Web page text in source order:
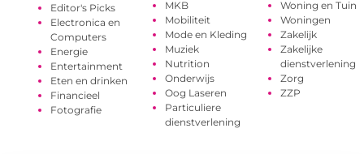
Editor's Picks
Electronica en
Computers
Energie
Entertainment
Eten en drinken
Financieel
Fotografie
MKB
Mobiliteit
Mode en Kleding
Muziek
Nutrition
Onderwijs
Oog Laseren
Particuliere
dienstverlening
Woning en Tuin
Woningen
Zakelijk
Zakelijke
dienstverlening
Zorg
ZZP